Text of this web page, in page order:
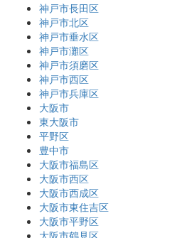
神戸市長田区
神戸市北区
神戸市垂水区
神戸市灘区
神戸市須磨区
神戸市西区
神戸市兵庫区
大阪市
東大阪市
平野区
豊中市
大阪市福島区
大阪市西区
大阪市西成区
大阪市東住吉区
大阪市平野区
大阪市鶴見区